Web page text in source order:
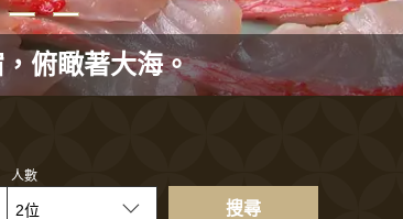
俯瞰著大海。
人數
搜尋